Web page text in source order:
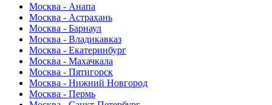
Москва - Анапа
Москва - Астрахань
Москва - Барнаул
Москва - Владикавказ
Москва - Екатеринбург
Москва - Махачкала
Москва - Пятигорск
Москва - Нижний Новгород
Москва - Пермь